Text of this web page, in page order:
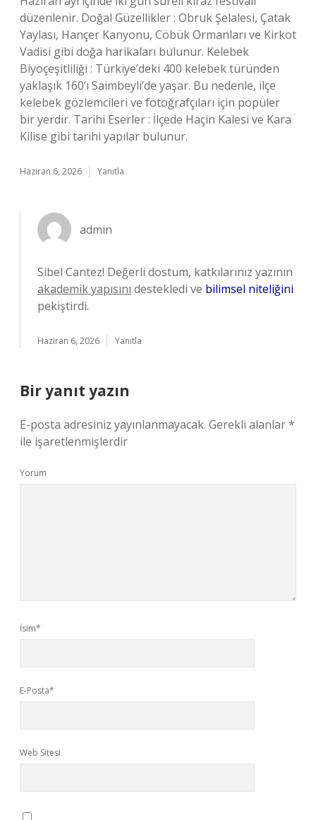
düzenlenir. Doğal Güzellikler : Obruk Şelalesi, Çatak
Yaylası, Hançer Kanyonu, Cöbük Ormanları ve Kirkot
Vadisi gibi doğa harikaları bulunur. Kelebek
Biyoçeşitliliği : Türkiye’deki 400 kelebek türünden
yaklaşık 160’ı Saimbeyli’de yaşar. Bu nedenle, ilçe
kelebek gözlemcileri ve fotoğrafçıları için popüler
bir yerdir. Tarihi Eserler : İlçede Haçin Kalesi ve Kara
Kilise gibi tarihi yapılar bulunur.
Haziran 6, 2026 Yanıtla
admin
Sibel Cantez! Değerli dostum, katkılarınız yazının
akademik yapısını destekledi ve bilimsel niteliğini
pekiştirdi.
Haziran 6, 2026 Yanıtla
Bir yanıt yazın
E-posta adresiniz yayınlanmayacak. Gerekli alanlar*
ile işaretlenmişlerdir
Yorum
İsim*
E-Posta*
Web Sitesi